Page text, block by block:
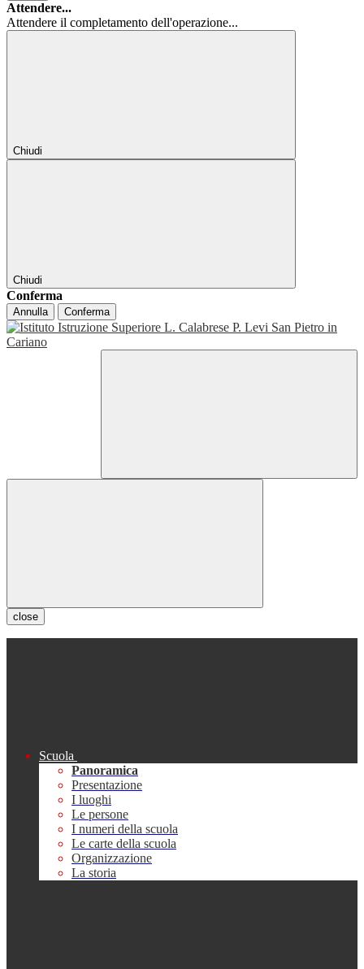
Attendere...
Attendere il completamento dell'operazione...
Chiudi
Chiudi
Conferma
Annulla Conferma
close
Scuola
Panoramica
Presentazione
I luoghi
Le persone
I numeri della scuola
Le carte della scuola
Organizzazione
La storia